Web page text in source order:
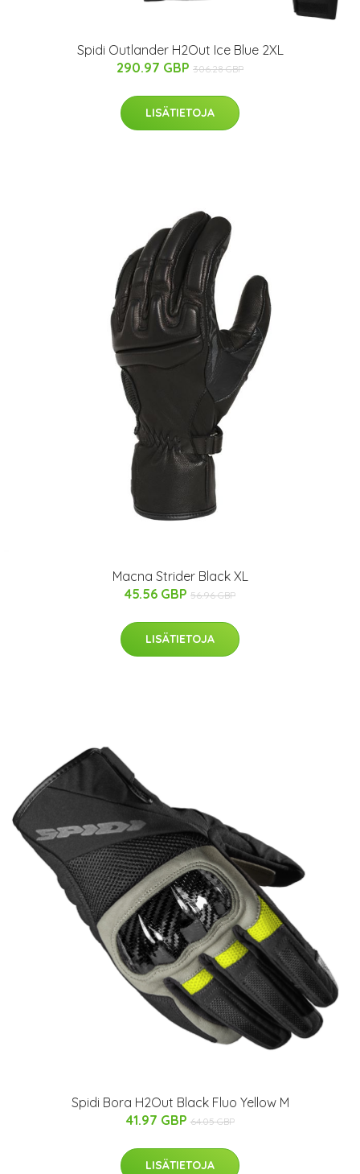
Spidi Outlander H2Out Ice Blue 2XL
290.97 GBP 306.28 GBP
LISÄTIETOJA
Macna Strider Black XL
45.56 GBP 56.96 GBP
LISÄTIETOJA
Spidi Bora H2Out Black Fluo Yellow M
41.97 GBP 64.05 GBP
LISÄTIETOJA